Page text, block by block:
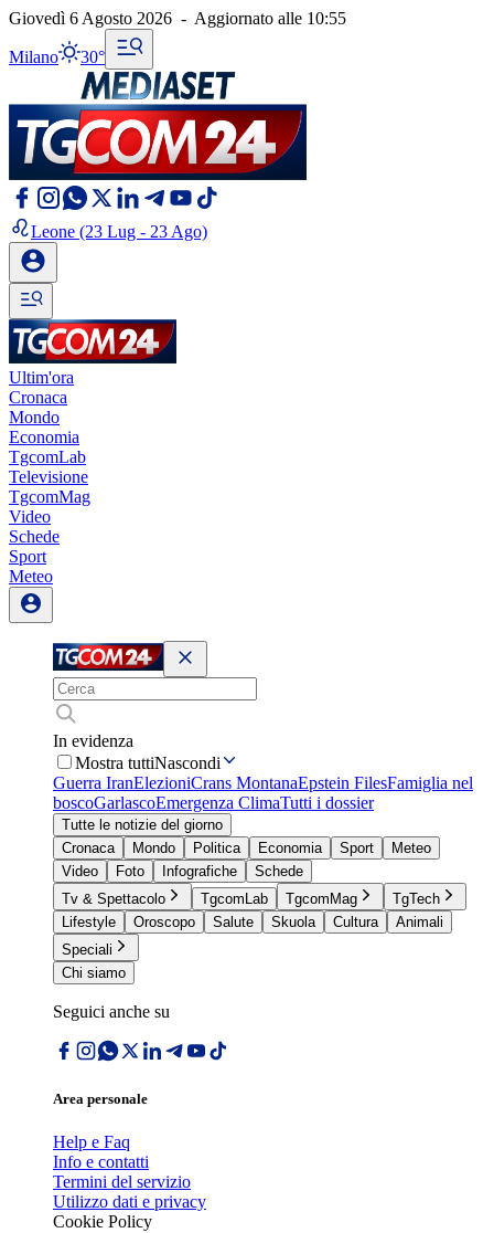
Giovedì 6 Agosto 2026 - Aggiornato alle 10:55
Milano 30°
Leone (23 Lug - 23 Ago)
Ultim'ora
Cronaca
Mondo
Economia
TgcomLab
Televisione
TgcomMag
Video
Schede
Sport
Meteo
In evidenza
Mostra tuttiNascondi
Guerra IranElezioniCrans MontanaEpstein FilesFamiglia nel
boscoGarlascoEmergenza ClimaTutti i dossier
Tutte le notizie del giorno
Cronaca
Mondo Politica Economia Sport
Meteo
Video
Foto Infografiche
Schede
Tv & Spettacolo
TgcomLab TgcomMag
TgTech
Lifestyle
Oroscopo Salute Skuola Cultura
Animali
Speciali
Chi siamo
Seguici anche su
Area personale
Help e Faq
Info e contatti
Termini del servizio
Utilizzo dati e privacy
Cookie Policy